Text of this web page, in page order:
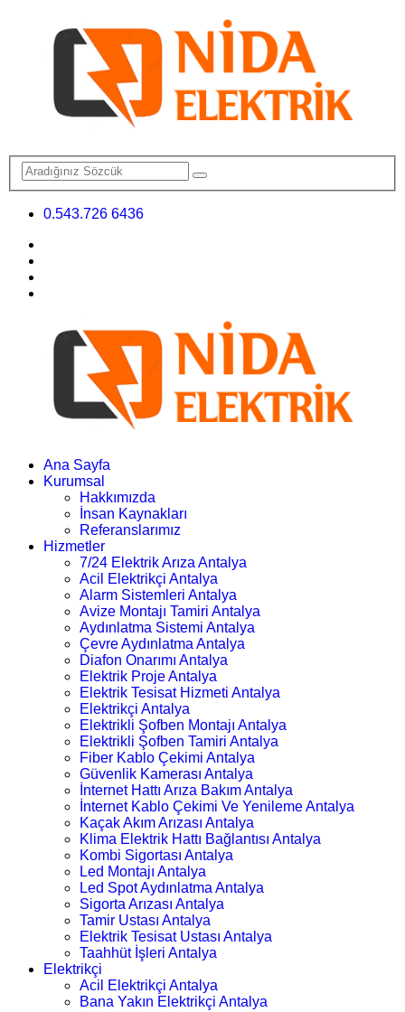
0.543.726 6436
Ana Sayfa
Kurumsal
Hakkımızda
İnsan Kaynakları
Referanslarımız
Hizmetler
7/24 Elektrik Arıza Antalya
Acil Elektrikçi Antalya
Alarm Sistemleri Antalya
Avize Montajı Tamiri Antalya
Aydınlatma Sistemi Antalya
Çevre Aydınlatma Antalya
Diafon Onarımı Antalya
Elektrik Proje Antalya
Elektrik Tesisat Hizmeti Antalya
Elektrikçi Antalya
Elektrikli Şofben Montajı Antalya
Elektrikli Şofben Tamiri Antalya
Fiber Kablo Çekimi Antalya
Güvenlik Kamerası Antalya
İnternet Hattı Arıza Bakım Antalya
İnternet Kablo Çekimi Ve Yenileme Antalya
Kaçak Akım Arızası Antalya
Klima Elektrik Hattı Bağlantısı Antalya
Kombi Sigortası Antalya
Led Montajı Antalya
Led Spot Aydınlatma Antalya
Sigorta Arızası Antalya
Tamir Ustası Antalya
Elektrik Tesisat Ustası Antalya
Taahhüt İşleri Antalya
Elektrikçi
Acil Elektrikçi Antalya
Bana Yakın Elektrikçi Antalya